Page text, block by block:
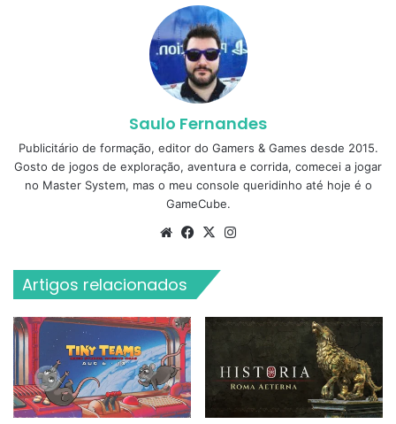
Saulo Fernandes
Publicitário de formação, editor do Gamers & Games desde 2015.
Gosto de jogos de exploração, aventura e corrida, comecei a jogar
no Master System, mas o meu console queridinho até hoje é o
GameCube.
WebsiteFacebook
X
Artigos relacionados